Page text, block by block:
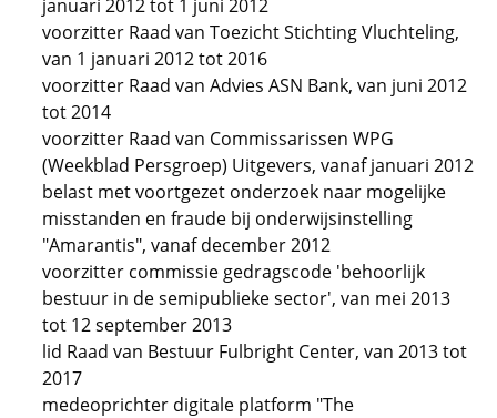
januari 2012 tot 1 juni 2012
voorzitter Raad van Toezicht Stichting Vluchteling,
van 1 januari 2012 tot 2016
voorzitter Raad van Advies ASN Bank, van juni 2012
tot 2014
voorzitter Raad van Commissarissen WPG
(Weekblad Persgroep) Uitgevers, vanaf januari 2012
belast met voortgezet onderzoek naar mogelijke
misstanden en fraude bij onderwijsinstelling
"Amarantis", vanaf december 2012
voorzitter commissie gedragscode 'behoorlijk
bestuur in de semipublieke sector', van mei 2013
tot 12 september 2013
lid Raad van Bestuur Fulbright Center, van 2013 tot
2017
medeoprichter digitale platform "The